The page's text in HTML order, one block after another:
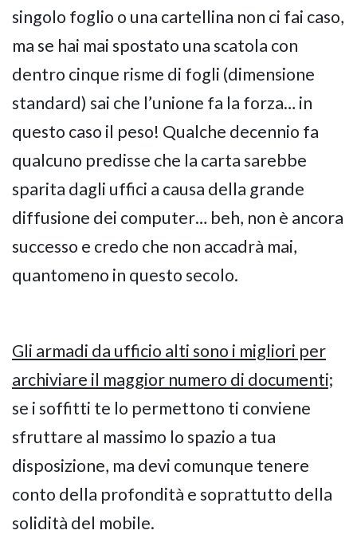
singolo foglio o una cartellina non ci fai caso,
ma se hai mai spostato una scatola con
dentro cinque risme di fogli (dimensione
standard) sai che l’unione fa la forza… in
questo caso il peso! Qualche decennio fa
qualcuno predisse che la carta sarebbe
sparita dagli uffici a causa della grande
diffusione dei computer… beh, non è ancora
successo e credo che non accadrà mai,
quantomeno in questo secolo.
Gli armadi da ufficio alti sono i migliori per
archiviare il maggior numero di documenti;
se i soffitti te lo permettono ti conviene
sfruttare al massimo lo spazio a tua
disposizione, ma devi comunque tenere
conto della profondità e soprattutto della
solidità del mobile.